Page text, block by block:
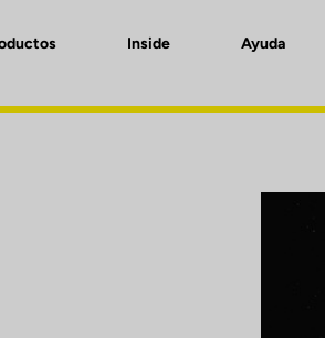
Inside Ayuda